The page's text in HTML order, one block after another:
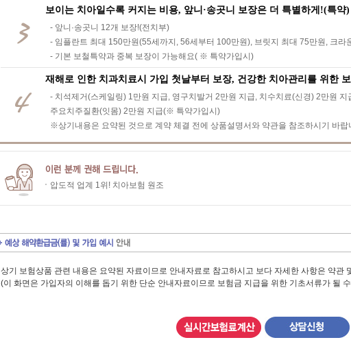
보이는 치아일수록 커지는 비용, 앞니·송곳니 보장은 더 특별하게!(특약)
- 앞니·송곳니 12개 보장!(전치부)
- 임플란트 최대 150만원(55세까지, 56세부터 100만원), 브릿지 최대 75만원, 크라
- 기본 보철특약과 중복 보장이 가능해요( ※ 특약가입시)
재해로 인한 치과치료시 가입 첫날부터 보장, 건강한 치아관리를 위한
- 치석제거(스케일링) 1만원 지급, 영구치발거 2만원 지급, 치수치료(신경) 2만원
주요치주질환(잇몸) 2만원 지급(※ 특약가입시)
※상기내용은 요약된 것으로 계약 체결 전에 상품설명서와 약관을 참조하시기 바랍
압도적 업계 1위! 치아보험 원조
상기 보험상품 관련 내용은 요약된 자료이므로 안내자료로 참고하시고 보다 자세한 사항은 약관
(이 화면은 가입자의 이해를 돕기 위한 단순 안내자료이므로 보험금 지급을 위한 기초서류가 될